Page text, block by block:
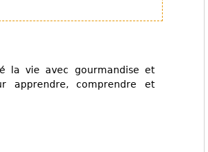
la vie avec gourmandise et
apprendre, comprendre et